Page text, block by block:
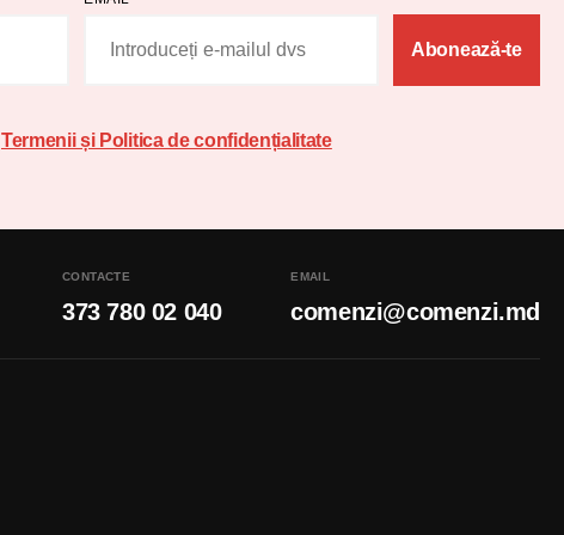
Abonează-te
Termenii și Politica de confidențialitate
CONTACTE
373 780 02 040
EMAIL
comenzi@comenzi.md